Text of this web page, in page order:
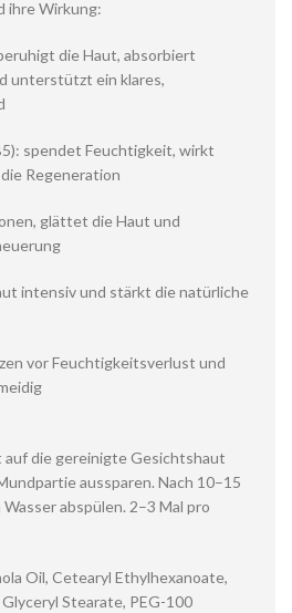
ihre Wirkung:
die Haut, absorbiert
unterstützt ein klares,
spendet Feuchtigkeit, wirkt
Regeneration
glättet die Haut und
intensiv und stärkt die natürliche
vor Feuchtigkeitsverlust und
auf die gereinigte Gesichtshaut
aussparen. Nach 10–15
abspülen. 2–3 Mal pro
Oil, Cetearyl Ethylhexanoate,
Stearate, PEG-100